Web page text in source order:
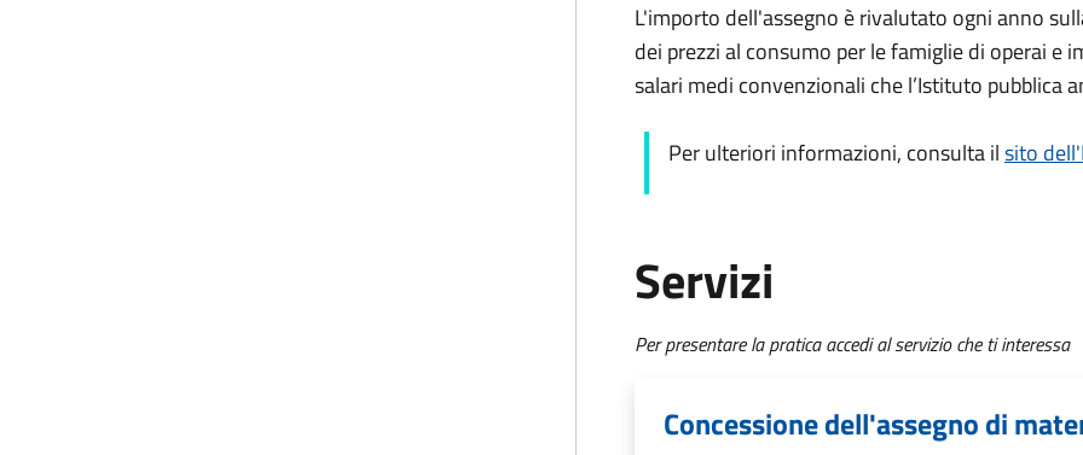
L'importo dell'assegno è rivalutato ogni anno
dei prezzi al consumo per le famiglie di operai e
salari medi convenzionali che l’Istituto pubblica
Per ulteriori informazioni, consulta ilsito
Servizi
Per presentare la pratica accedi al servizio che ti interessa
Concessione dell'assegno di